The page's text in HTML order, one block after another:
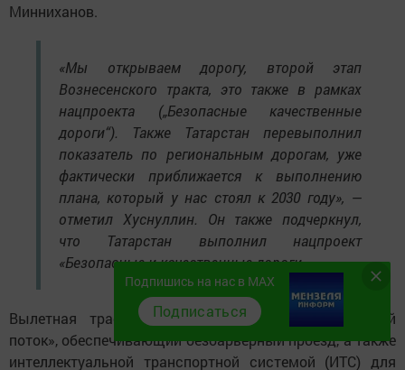
Минниханов.
«Мы открываем дорогу, второй этап
Вознесенского тракта, это также в рамках
нацпроекта („Безопасные качественные
дороги“). Также Татарстан перевыполнил
показатель по региональным дорогам, уже
фактически приближается к выполнению
плана, который у нас стоял к 2030 году», —
отметил Хуснуллин. Он также подчеркнул,
что Татарстан выполнил нацпроект
«Безопасные и качественные дороги».
Вылетная трасса оснащена системой «Свободный
поток», обеспечивающий безбарьерный проезд, а также
интеллектуальной транспортной системой (ИТС) для
Подпишись на нас в MAX
Подписаться